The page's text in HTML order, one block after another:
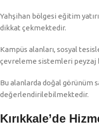
Yahşihan bölgesi eğitim
dikkat çekmektedir.
Kampüs alanları, sosyal
çevreleme sistemleri peyzaj
Bu alanlarda doğal görünüm
değerlendirilebilmektedir.
Kırıkkale’de